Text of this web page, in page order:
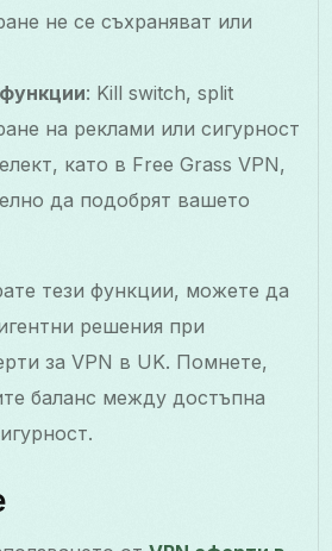
не се съхраняват или
: Kill switch, split
на реклами или сигурност
като в Free Grass VPN,
да подобрят вашето
тези функции, можете да
решения при
за VPN в UK. Помнете,
баланс между достъпна